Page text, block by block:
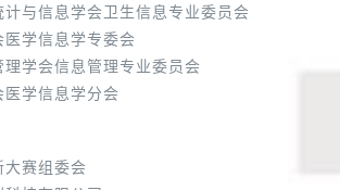
与信息学会卫生信息专业委员会
学信息学专委会
学会信息管理专业委员会
学信息学分会
赛组委会